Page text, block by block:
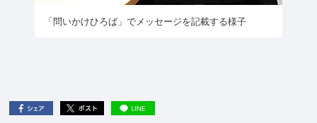
「問いかけひろば」でメッセージを記載する様子